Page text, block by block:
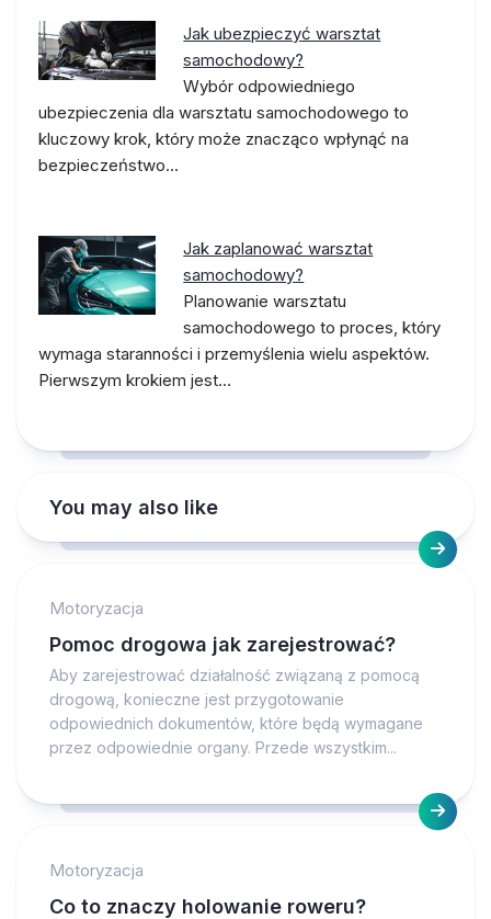
Jak ubezpieczyć warsztat
samochodowy?
Wybór odpowiedniego
ubezpieczenia dla warsztatu samochodowego to
kluczowy krok, który może znacząco wpłynąć na
bezpieczeństwo…
Jak zaplanować warsztat
samochodowy?
Planowanie warsztatu
samochodowego to proces, który
wymaga staranności i przemyślenia wielu aspektów.
Pierwszym krokiem jest…
You may also like
Motoryzacja
Pomoc drogowa jak zarejestrować?
Aby zarejestrować działalność związaną z pomocą
drogową, konieczne jest przygotowanie
odpowiednich dokumentów, które będą wymagane
przez odpowiednie organy. Przede wszystkim...
Motoryzacja
Co to znaczy holowanie roweru?